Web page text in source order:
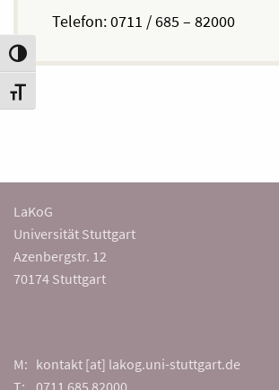
Umschalten auf hohe Kontraste
Schrift vergrößern
Telefon: 0711 / 685 – 82000
LaKoG
Universität Stuttgart
Azenbergstr. 12
70174 Stuttgart
M: kontakt [at] lakog.uni-stuttgart.de
T: 0711 685 82000